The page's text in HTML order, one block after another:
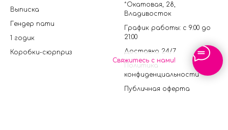
Свяжитесь с нами!
Выписка
Гендер пати
1 годик
Коробки-сюрприз
*Окатовая, 28,
Владивосток
График работы: с 9:00 до
21:00
Доставка 24/7
Политика
конфиденциальности
Публичная оферта